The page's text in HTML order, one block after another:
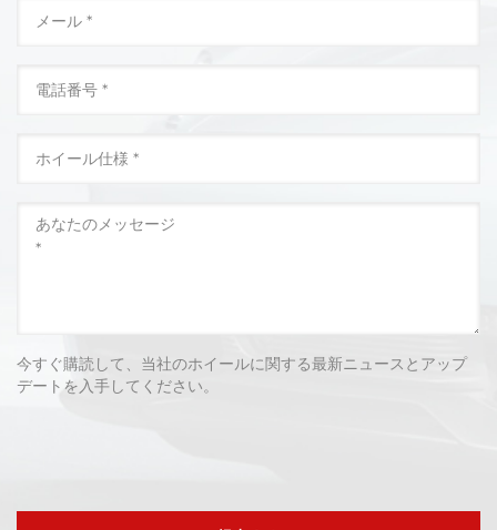
今すぐ購読して、当社のホイールに関する最新ニュースとアップ
デートを入手してください。